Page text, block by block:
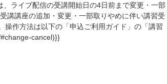
ライブ配信の受講開始日の4日前まで変更・一部
講講座の追加・変更・一部取りやめに伴い講習受
作方法は以下の「申込ご利用ガイド」の「講習
cancel)}}